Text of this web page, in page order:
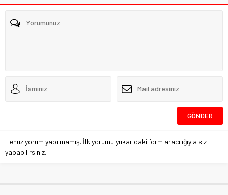
Henüz yorum yapılmamış. İlk yorumu yukarıdaki form aracılığıyla siz
yapabilirsiniz.